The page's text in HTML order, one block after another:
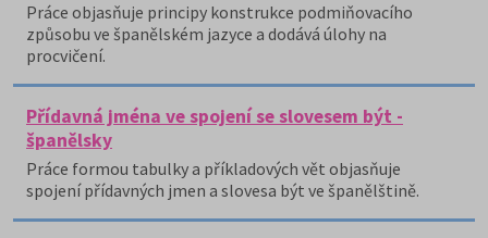
Práce objasňuje principy konstrukce podmiňovacího
způsobu ve španělském jazyce a dodává úlohy na
procvičení.
Přídavná jména ve spojení se slovesem být -
španělsky
Práce formou tabulky a příkladových vět objasňuje
spojení přídavných jmen a slovesa být ve španělštině.